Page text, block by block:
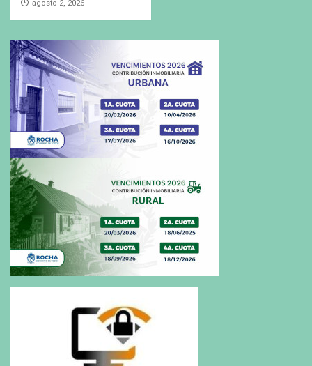
agosto 2, 2026